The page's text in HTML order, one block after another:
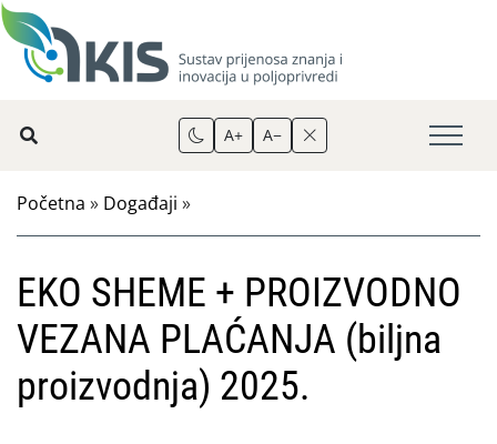
A+ A−
Početna » Događaji »
EKO SHEME + PROIZVODNO
VEZANA PLAĆANJA (biljna
proizvodnja) 2025.